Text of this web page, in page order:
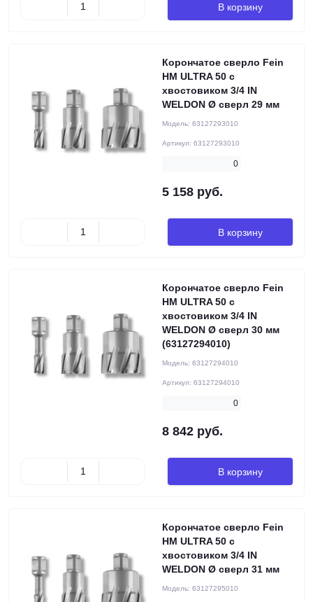
В корзину
Корончатое сверло Fein
HM ULTRA 50 с
хвостовиком 3/4 IN
WELDON Ø сверл 29 мм
Модель: 63127293010
Артикул: 63127293010
0
5 158 руб.
В корзину
Корончатое сверло Fein
HM ULTRA 50 с
хвостовиком 3/4 IN
WELDON Ø сверл 30 мм
(63127294010)
Модель: 63127294010
Артикул: 63127294010
0
8 842 руб.
В корзину
Корончатое сверло Fein
HM ULTRA 50 с
хвостовиком 3/4 IN
WELDON Ø сверл 31 мм
Модель: 63127295010